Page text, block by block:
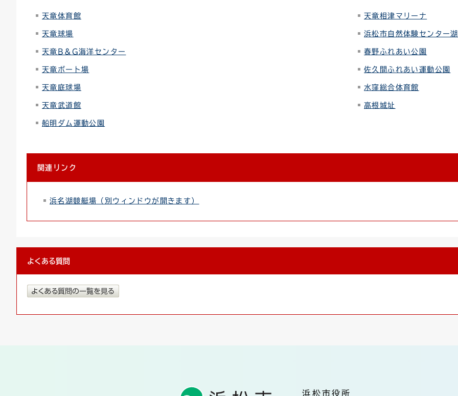
天竜体育館
天竜球場
天竜B＆G海洋センター
天竜ボート場
天竜庭球場
天竜武道館
船明ダム運動公園
天竜相津マリーナ
浜松市自然体験センター
春野ふれあい公園
佐久間ふれあい運動公園
水窪総合体育館
高根城址
関連リンク
浜名湖競艇場（別ウィンドウが開きます）
よくある質問
浜松市役所